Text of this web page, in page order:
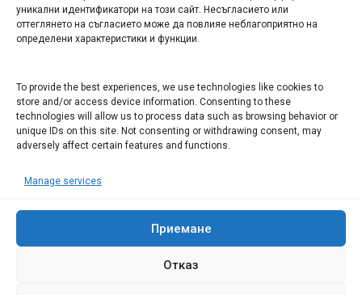
уникални идентификатори на този сайт. Несъгласието или
оттеглянето на съгласието може да повлияе неблагоприятно на
определени характеристики и функции.
To provide the best experiences, we use technologies like cookies to
store and/or access device information. Consenting to these
technologies will allow us to process data such as browsing behavior or
unique IDs on this site. Not consenting or withdrawing consent, may
adversely affect certain features and functions.
Manage services
Приемане
Отказ
СЕВЕРОЗАПАДА ИНФОРМАЦИОНЕН БИЗНЕС
ТУРИСТИЧЕСКИ КЛЪСТЕР
ИНСТИТУЦИИ В ЛОВЕЧ
Административен съд Ловеч
Областна администрация Ловеч
ОДМВР Ловеч
Окръжен съд Ловеч